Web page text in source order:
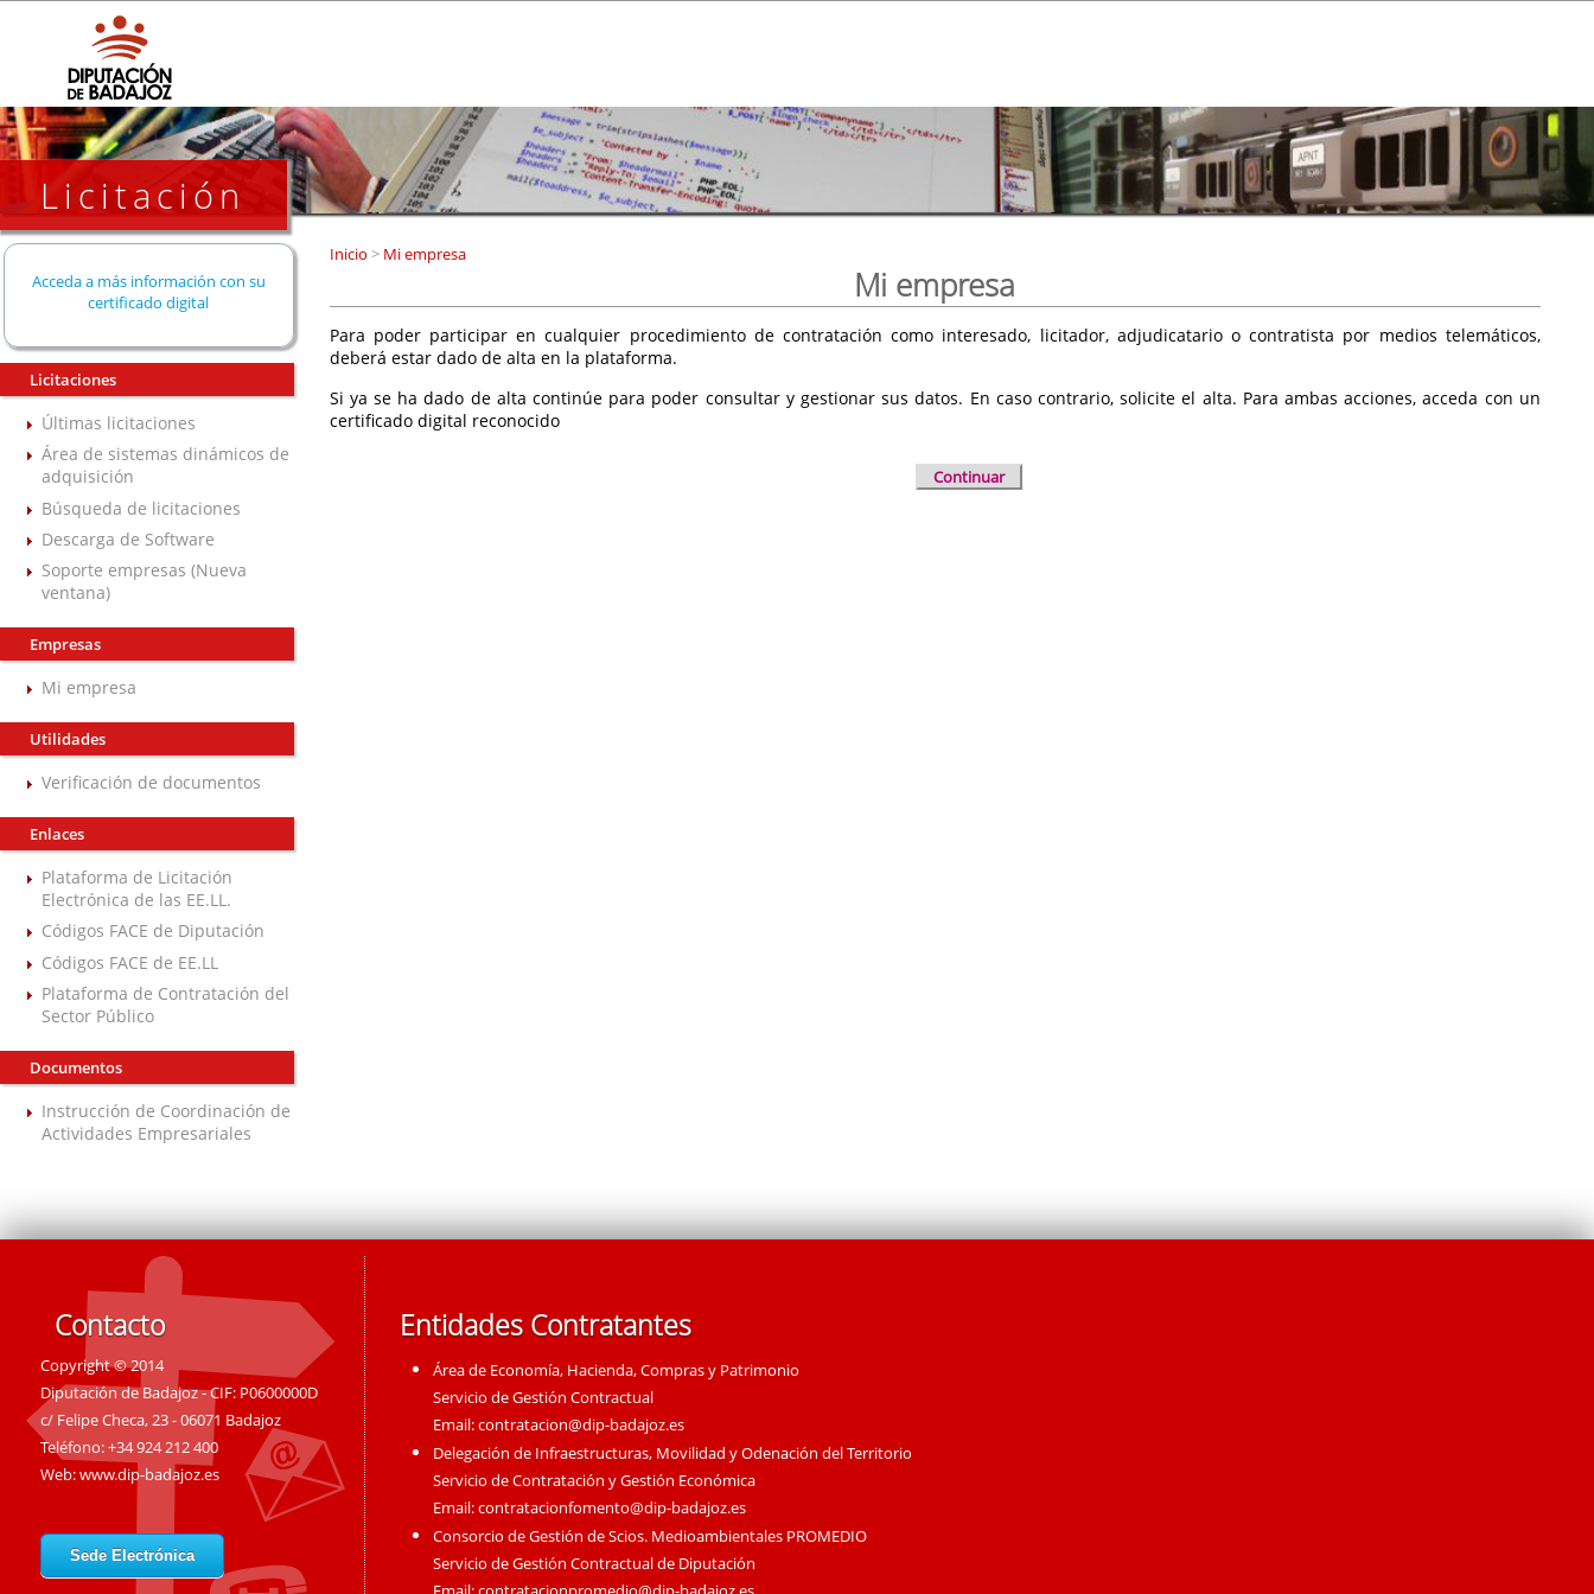
Licitación
Acceda a más información con su
certificado digital
Licitaciones
Últimas licitaciones
Área de sistemas dinámicos de
adquisición
Búsqueda de licitaciones
Descarga de Software
Soporte empresas (Nueva
ventana)
Empresas
Mi empresa
Utilidades
Verificación de documentos
Enlaces
Plataforma de Licitación
Electrónica de las EE.LL.
Códigos FACE de Diputación
Códigos FACE de EE.LL
Plataforma de Contratación del
Sector Público
Documentos
Instrucción de Coordinación de
Actividades Empresariales
Inicio >Mi empresa
Mi empresa
Para poder participar en cualquier procedimiento de contratación como interesado, licitador, adjudicatario o contratista por medios telemáticos,
deberá estar dado de alta en la plataforma.
Si ya se ha dado de alta continúe para poder consultar y gestionar sus datos. En caso contrario, solicite el alta. Para ambas acciones, acceda con un
certificado digital reconocido
Continuar
Contacto
Copyright © 2014
Diputación de Badajoz - CIF: P0600000D
c/ Felipe Checa, 23 - 06071 Badajoz
Teléfono: +34 924 212 400
Web:www.dip-badajoz.es
Sede Electrónica
Entidades Contratantes
Área de Economía, Hacienda, Compras y Patrimonio
Servicio de Gestión Contractual
Email:contratacion@dip-badajoz.es
Delegación de Infraestructuras, Movilidad y Odenación del Territorio
Servicio de Contratación y Gestión Económica
Email:contratacionfomento@dip-badajoz.es
Consorcio de Gestión de Scios. Medioambientales PROMEDIO
Servicio de Gestión Contractual de Diputación